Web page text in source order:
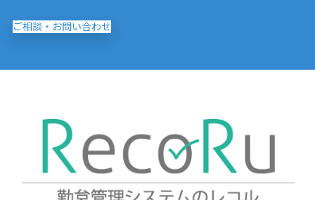
ご相談・お問い合わせ